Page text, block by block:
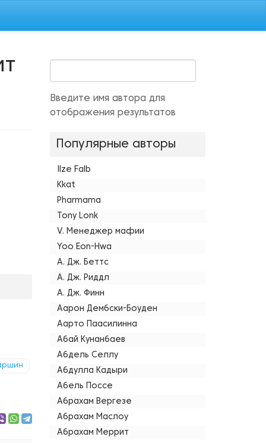
Введите имя автора для
отображения результатов
Популярные авторы
Ilze Falb
Kkat
Pharmama
Tony Lonk
V. Менеджер мафии
Yoo Eon-Hwa
А. Дж. Беттс
А. Дж. Риддл
А. Дж. Финн
Аарон Дембски-Боуден
Аарто Паасилинна
Абай Кунанбаев
Абдель Селлу
Абдулла Кадыри
Абель Поссе
Абрахам Вергезе
Абрахам Маслоу
Абрахам Меррит